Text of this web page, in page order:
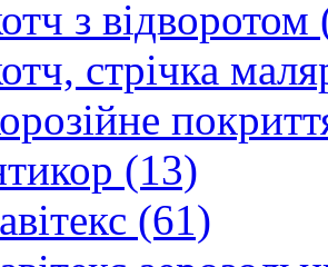
з відворотом
стрічка
(13)
(61)